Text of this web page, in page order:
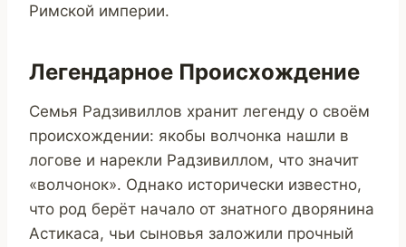
Римской империи.
Легендарное Происхождение
Семья Радзивиллов хранит легенду о своём
происхождении: якобы волчонка нашли в
логове и нарекли Радзивиллом, что значит
«волчонок». Однако исторически известно,
что род берёт начало от знатного дворянина
Астикаса, чьи сыновья заложили прочный